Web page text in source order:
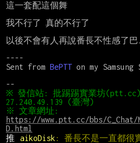
這一套配這個舞
我不行了 真的不行了
以後不會有人再說番長不性感了
----
Sent from BePTT on my Samsung
※ 發信站: 批踢踢實業坊
https://www.ptt.cc/bbs/C_Chat/
D.html
推
aikoDisk : 番長不是一直都很